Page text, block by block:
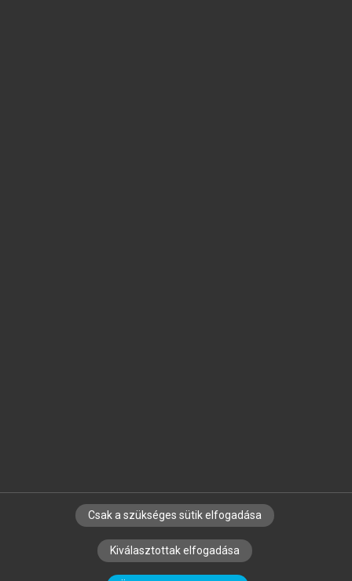
SZERZŐKNEK CÉGEKNEK KÖNYVTÁROSOKNAK
SZERKESZTÉSI ÉS LEKTORÁLÁSI ALAPELVEK
Csak a szükséges sütik elfogadása
Kiválasztottak elfogadása